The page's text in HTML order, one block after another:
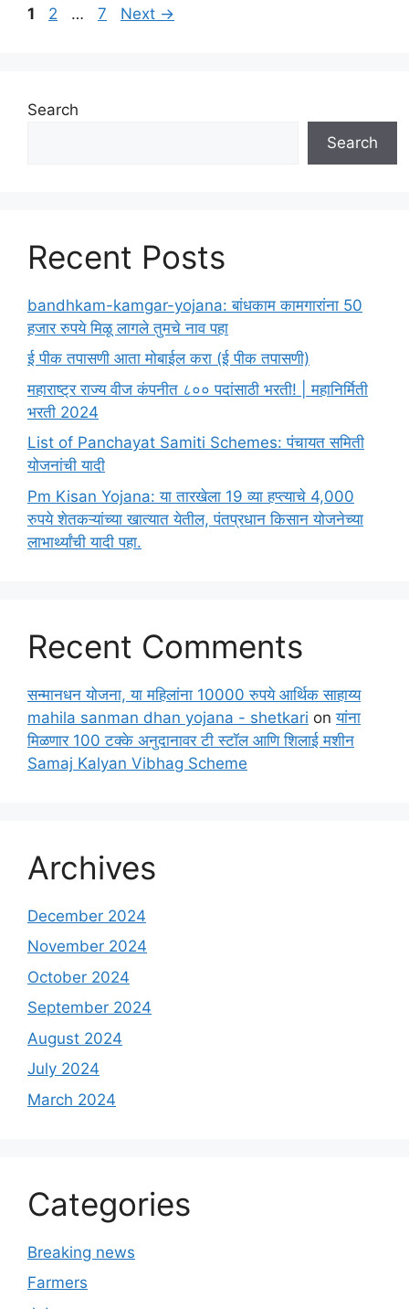
Page
1 Page
2 … Page
7 Next →
Search
Search
Recent Posts
bandhkam-kamgar-yojana: बांधकाम कामगारांना 50
हजार रुपये मिळू लागले तुमचे नाव पहा
ई पीक तपासणी आता मोबाईल करा (ई पीक तपासणी)
महाराष्ट्र राज्य वीज कंपनीत ८०० पदांसाठी भरती! | महानिर्मिती
भरती 2024
List of Panchayat Samiti Schemes: पंचायत समिती
योजनांची यादी
Pm Kisan Yojana: या तारखेला 19 व्या हप्त्याचे 4,000
रुपये शेतकऱ्यांच्या खात्यात येतील, पंतप्रधान किसान योजनेच्या
लाभार्थ्यांची यादी पहा.
Recent Comments
सन्मानधन योजना, या महिलांना 10000 रुपये आर्थिक साहाय्य
mahila sanman dhan yojana - shetkari onयांना
मिळणार 100 टक्के अनुदानावर टी स्टॉल आणि शिलाई मशीन
Samaj Kalyan Vibhag Scheme
Archives
December 2024
November 2024
October 2024
September 2024
August 2024
July 2024
March 2024
Categories
Breaking news
Farmers